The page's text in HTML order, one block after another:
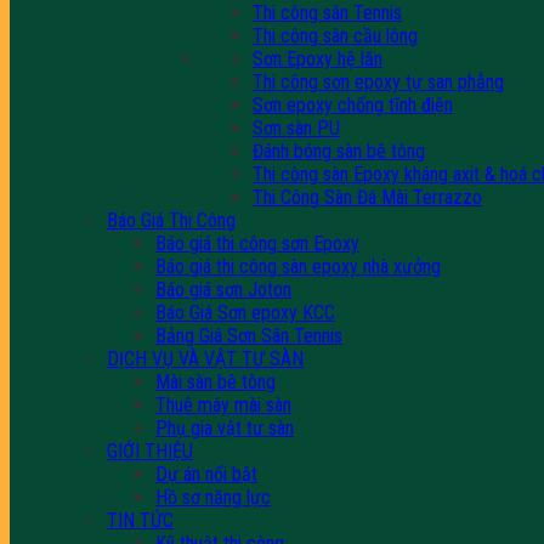
Thi công sân Tennis
Thi công sân cầu lông
Sơn Epoxy hệ lăn
Thi công sơn epoxy tự san phẳng
Sơn epoxy chống tĩnh điện
Sơn sàn PU
Đánh bóng sàn bê tông
Thi công sàn Epoxy kháng axit & hoá
Thi Công Sàn Đá Mài Terrazzo
Báo Giá Thi Công
Báo giá thi công sơn Epoxy
Báo giá thi công sàn epoxy nhà xưởng
Báo giá sơn Joton
Báo Giá Sơn epoxy KCC
Bảng Giá Sơn Sân Tennis
DỊCH VỤ VÀ VẬT TƯ SÀN
Mài sàn bê tông
Thuê máy mài sàn
Phụ gia vật tư sàn
GIỚI THIỆU
Dự án nổi bật
Hồ sơ năng lực
TIN TỨC